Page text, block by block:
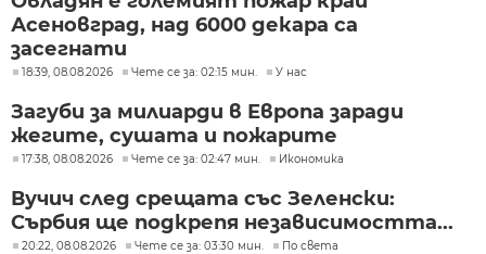
Асеновград, над 6000 декара са
засегнати
18:39, 08.08.2026 Чете се за: 02:15 мин. У нас
Загуби за милиарди в Европа заради
жегите, сушата и пожарите
17:38, 08.08.2026 Чете се за: 02:47 мин. Икономика
Вучич след срещата със Зеленски:
Сърбия ще подкрепя независимостта...
20:22, 08.08.2026 Чете се за: 03:30 мин. По света